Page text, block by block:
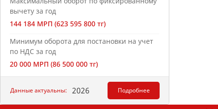
вычету за год
144 184 МРП (623 595 800 тг)
Минимум оборота для постановки на учет
по НДС за год
20 000 МРП (86 500 000 тг)
Данные актуальны: 2026 Подробнее